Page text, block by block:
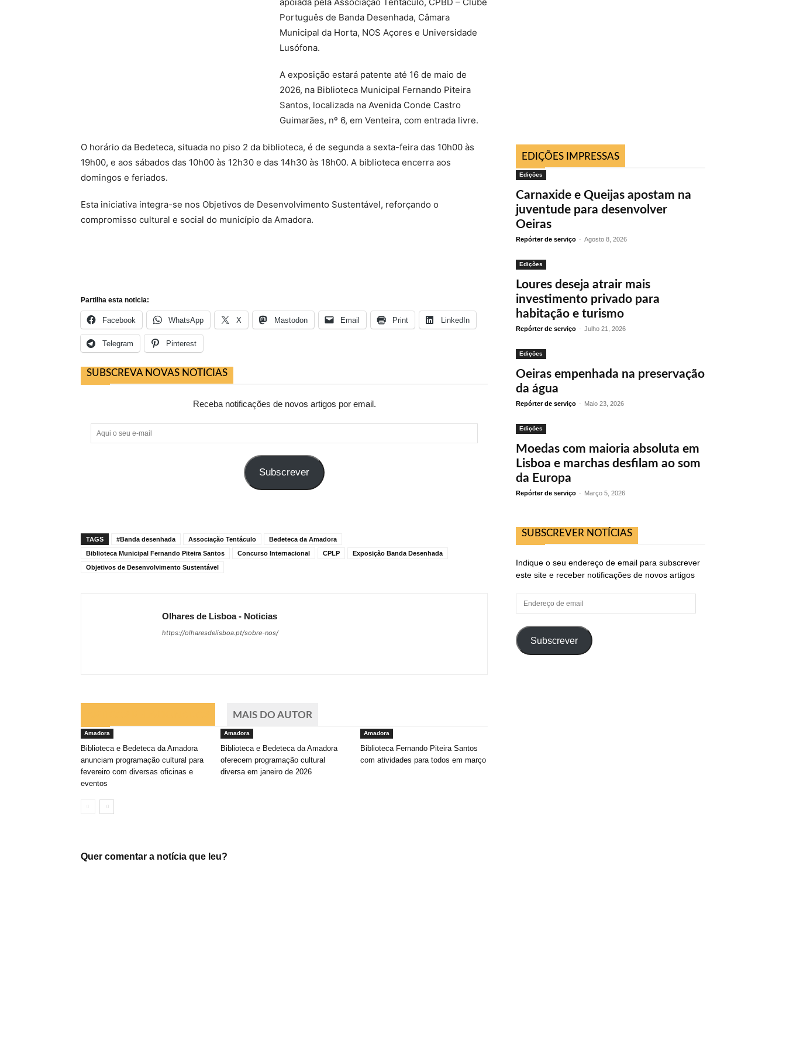
Português de Banda Desenhada, Câmara
Municipal da Horta, NOS Açores e Universidade
Lusófona.
A exposição estará patente até 16 de maio de
2026, na Biblioteca Municipal Fernando Piteira
Santos, localizada na Avenida Conde Castro
Guimarães, nº 6, em Venteira, com entrada livre.
O horário da Bedeteca, situada no piso 2 da biblioteca, é de segunda a sexta-feira das 10h00 às
19h00, e aos sábados das 10h00 às 12h30 e das 14h30 às 18h00. A biblioteca encerra aos
domingos e feriados.
Esta iniciativa integra-se nos Objetivos de Desenvolvimento Sustentável, reforçando o
compromisso cultural e social do município da Amadora.
Partilha esta noticia:
Facebook WhatsApp X Mastodon Email Print LinkedIn
Telegram Pinterest
SUBSCREVA NOVAS NOTICIAS
Receba notificações de novos artigos por email.
Aqui
o
Subscrever
TAGS #Banda desenhada Associação Tentáculo
Bedeteca da Amadora
Biblioteca Municipal Fernando Piteira Santos
Concurso Internacional CPLP
Exposição Banda Desenhada
Objetivos de Desenvolvimento Sustentável
Olhares de Lisboa - Noticias
https://olharesdelisboa.pt/sobre-nos/
MAIS DO AUTOR
Amadora
Biblioteca e Bedeteca da Amadora
anunciam programação cultural para
fevereiro com diversas oficinas e
eventos
Amadora
Biblioteca e Bedeteca da Amadora
oferecem programação cultural
diversa em janeiro de 2026
Amadora
Biblioteca Fernando Piteira Santos
com atividades para todos em março
Quer comentar a notícia que leu?
EDIÇÕES IMPRESSAS
Edições
Carnaxide e Queijas apostam na
juventude para desenvolver
Oeiras
Repórter de serviço - Agosto 8, 2026
Edições
Loures deseja atrair mais
investimento privado para
habitação e turismo
Repórter de serviço - Julho 21, 2026
Edições
Oeiras empenhada na preservação
da água
Repórter de serviço - Maio 23, 2026
Edições
Moedas com maioria absoluta em
Lisboa e marchas desfilam ao som
da Europa
Repórter de serviço - Março 5, 2026
SUBSCREVER NOTÍCIAS
Indique o seu endereço de email para subscrever
este site e receber notificações de novos artigos
Endereço
de
Subscrever